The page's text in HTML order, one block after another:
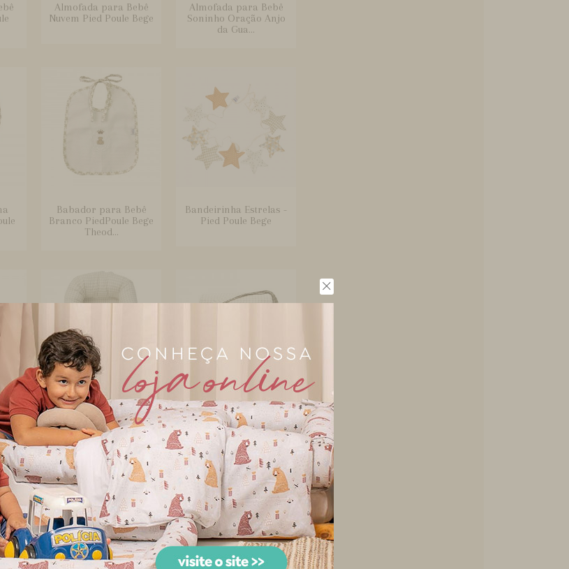
Almofada para Bebê
Nuvem Pied Poule Bege
Almofada para Bebê
Soninho Oração Anjo
da Gua...
Babador para Bebê
Branco PiedPoule Bege
Theod...
Bandeirinha Estrelas -
Pied Poule Bege
Bercinho Portátil para
Bebê Sleep UM
Windsor...
Bolsa com Trocador
Brooklyn Windsor
Bege